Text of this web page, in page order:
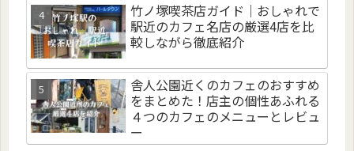
竹ノ塚喫茶店ガイド｜おしゃれで
駅近のカフェ名店の厳選4店を比
較しながら徹底紹介
舎人公園近くのカフェのおすすめ
をまとめた！店主の個性あふれる
４つのカフェのメニューとレビュ
ー